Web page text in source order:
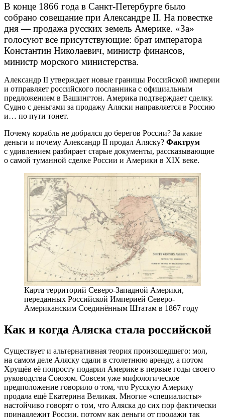
В конце 1866 года в Санкт-Петербурге было
собрано совещание при Александре II. На повестке
дня — продажа русских земель Америке. «За»
голосуют все присутствующие: брат императора
Константин Николаевич, министр финансов,
министр морского министерства.
Александр II утверждает новые границы Российской империи
и отправляет российского посланника с официальным
предложением в Вашингтон. Америка подтверждает сделку.
Судно с деньгами за продажу Аляски направляется в Россию
и… по пути тонет.
Почему корабль не добрался до берегов России? За какие
деньги и почему Александр II продал Аляску? Фактрум
с удивлением разбирает старые документы, рассказывающие
о самой туманной сделке России и Америки в XIX веке.
Карта территорий Северо-Западной Америки,
переданных Российской Империей Северо-
Американским Соединённым Штатам в 1867 году
Как и когда Аляска стала российской
Существует и альтернативная теория произошедшего: мол,
на самом деле Аляску сдали в столетнюю аренду, а потом
Хрущёв её попросту подарил Америке в первые годы своего
руководства Союзом. Совсем уже мифологическое
предположение говорило о том, что Русскую Америку
продала ещё Екатерина Великая. Многие «специалисты»
настойчиво говорят о том, что Аляска до сих пор фактически
принадлежит России, потому как деньги от продажи так